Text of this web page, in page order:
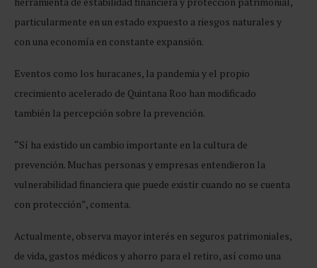
particularmente en un estado expuesto a riesgos naturales y
con una economía en constante expansión.
Eventos como los huracanes, la pandemia y el propio
crecimiento acelerado de Quintana Roo han modificado
también la percepción sobre la prevención.
“Sí ha existido un cambio importante en la cultura de
prevención. Muchas personas y empresas entendieron la
vulnerabilidad financiera que puede existir cuando no se cuenta
con protección”, comenta.
Actualmente, observa mayor interés en seguros patrimoniales,
de vida, gastos médicos y ahorro para el retiro, así como una